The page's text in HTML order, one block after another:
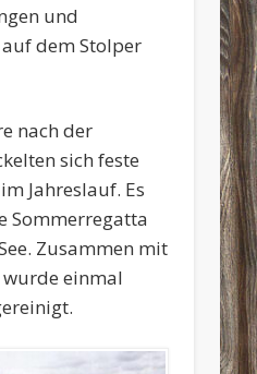
und
dem Stolper
nach der
sich feste
Jahreslauf. Es
Sommerregatta
Zusammen mit
einmal